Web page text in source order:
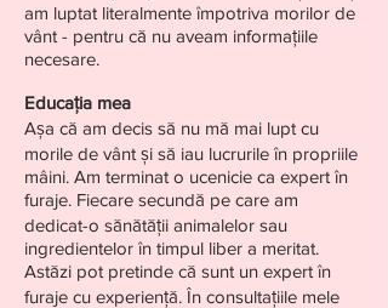
am luptat literalmente împotriva morilor de
vânt - pentru că nu aveam informațiile
necesare.
Educația mea
Așa că am decis să nu mă mai lupt cu
morile de vânt și să iau lucrurile în propriile
mâini. Am terminat o ucenicie ca expert în
furaje. Fiecare secundă pe care am
dedicat-o sănătății animalelor sau
ingredientelor în timpul liber a meritat.
Astăzi pot pretinde că sunt un expert în
furaje cu experiență. În consultațiile mele